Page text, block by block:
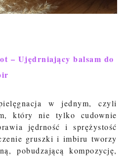
– Ujędrniający balsam do
w jednym, czyli
który nie tylko cudownie
jędrność i sprężystość
gruszki i imbiru tworzy
pobudzającą kompozycję,